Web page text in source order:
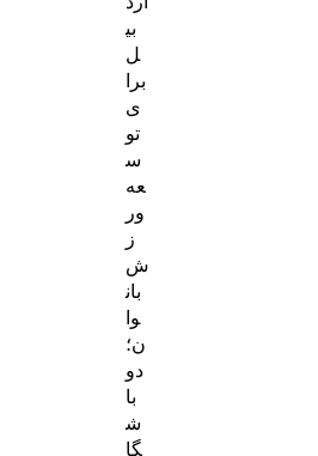
بی
ل
برا
ی
تو
س
عه
ور
ز
ش
بان
وا
ن؛
دو
با
ش
گا